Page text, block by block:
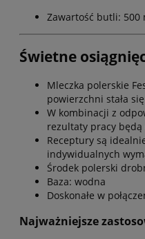
Zawartość butli: 500
Świetne
Mleczka polerskie
powierzchni stała się
W kombinacji z
rezultaty pracy
Receptury są
indywidualnych
Środek polerski
Baza: wodna
Doskonałe w
Najważniejsze